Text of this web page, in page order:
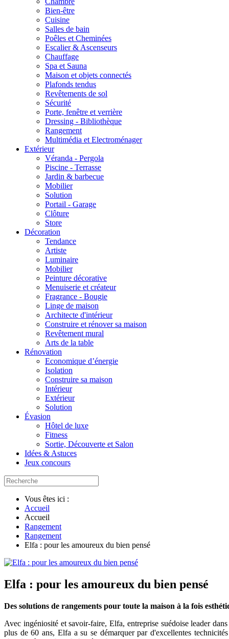
Bien-être
Cuisine
Salles de bain
Poêles et Cheminées
Escalier & Ascenseurs
Chauffage
Spa et Sauna
Maison et objets connectés
Plafonds tendus
Revêtements de sol
Sécurité
Porte, fenêtre et verrière
Dressing - Bibliothèque
Rangement
Multimédia et Electroménager
Extérieur
Véranda - Pergola
Piscine - Terrasse
Jardin & barbecue
Mobilier
Solution
Portail - Garage
Clôture
Store
Décoration
Tendance
Artiste
Luminaire
Mobilier
Peinture décorative
Menuiserie et créateur
Fragrance - Bougie
Linge de maison
Architecte d'intérieur
Construire et rénover sa maison
Revêtement mural
Arts de la table
Rénovation
Economique d’énergie
Isolation
Construire sa maison
Intérieur
Extérieur
Solution
Évasion
Hôtel de luxe
Fitness
Sortie, Découverte et Salon
Idées & Astuces
Jeux concours
Vous êtes ici :
Accueil
Accueil
Rangement
Rangement
Elfa : pour les amoureux du bien pensé
Elfa : pour les amoureux du bien pensé
Des solutions de rangements pour toute la maison à la fois
Avec ingéniosité et savoir-faire, Elfa, entreprise suédoise leader
plus de 60 ans, Elfa a su se démarquer par d'excellentes